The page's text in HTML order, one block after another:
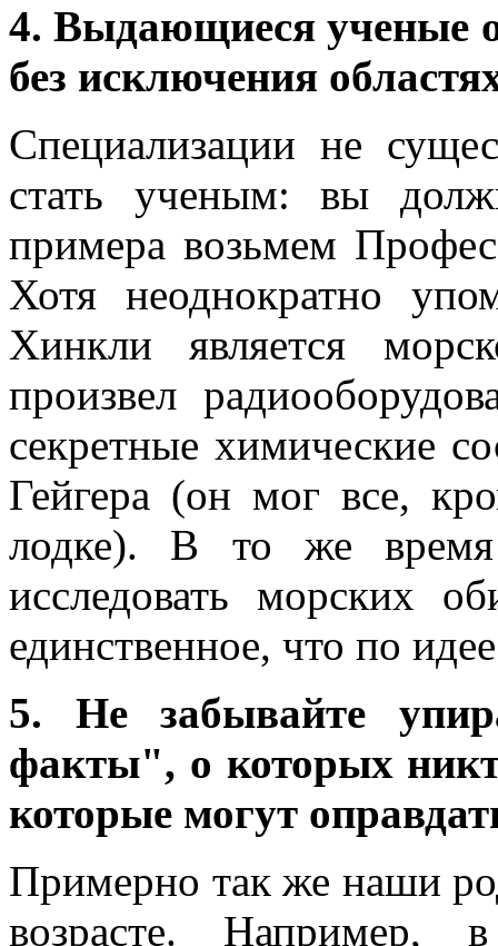
4. Выдающиеся ученые
без исключения
Специализации не
стать ученым: вы
примера возьмем
Хотя неоднократно
Хинкли является
произвел
секретные химические
Гейгера (он мог все,
лодке). В то же
исследовать морских
единственное, что по
5. Не забывайте
факты", о которых
которые могут
Примерно так же наши
возрасте. Например,